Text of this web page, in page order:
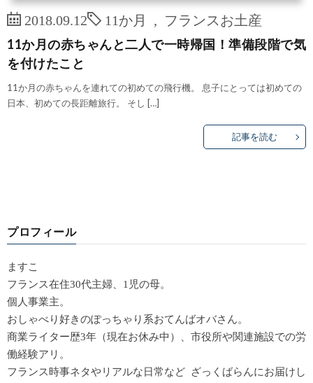
2018.09.12 11か月 フランスお土産
11か月の赤ちゃんと二人で一時帰国！準備段階で気
を付けたこと
11か月の赤ちゃんを連れての初めての飛行機。 息子にとっては初めての
日本、初めての長距離旅行。 そし […]
記事を読む
プロフィール
ますこ
フランス在住30代主婦、1児の母。
個人事業主。
おしゃべり好きのぽっちゃり系おてんばオバさん。
商業ライター歴3年（現在お休み中）、市役所や関連施設での労
働経験アリ。
フランス時事ネタやリアルな日常など ざっくばらんにお届けし